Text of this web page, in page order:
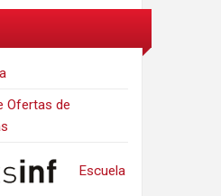
Ofertas de
Escuela